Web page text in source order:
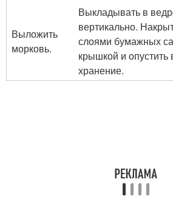
Выложить
морковь.
Выкладывать в
вертикально.
слоями бумажных
крышкой и опустить
хранение.